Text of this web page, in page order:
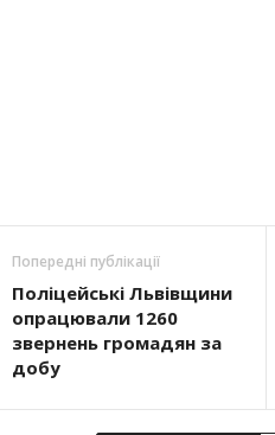
Попередні публікації
Поліцейські Львівщини
опрацювали 1260
звернень громадян за
добу